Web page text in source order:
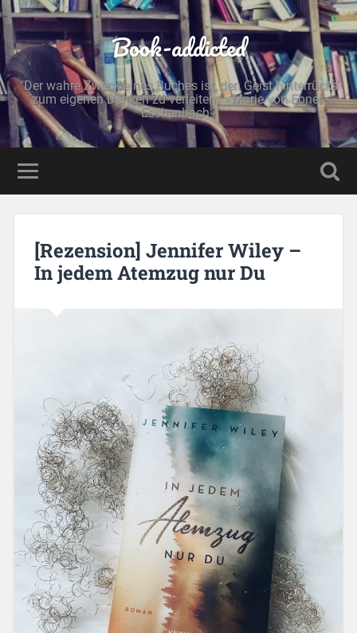
Book-addicted
"Der wahre Zweck eines Buches ist, den Geist hinterrücks
zum eigenen Denken zu verleiten." - Marie von Ebner-
Eschenbach -
[Rezension] Jennifer Wiley –
In jedem Atemzug nur Du